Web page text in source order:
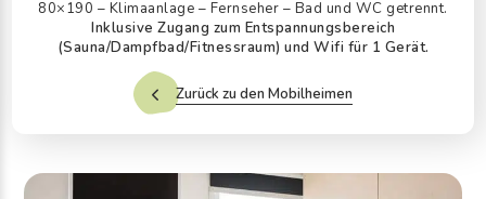
80×190 – Klimaanlage – Fernseher – Bad und WC getrennt.
Inklusive Zugang zum Entspannungsbereich
(Sauna/Dampfbad/Fitnessraum) und Wifi für 1 Gerät.
Zurück zu den Mobilheimen